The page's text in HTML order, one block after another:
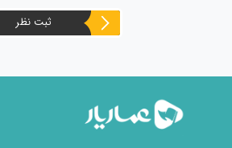
ثبت نظر